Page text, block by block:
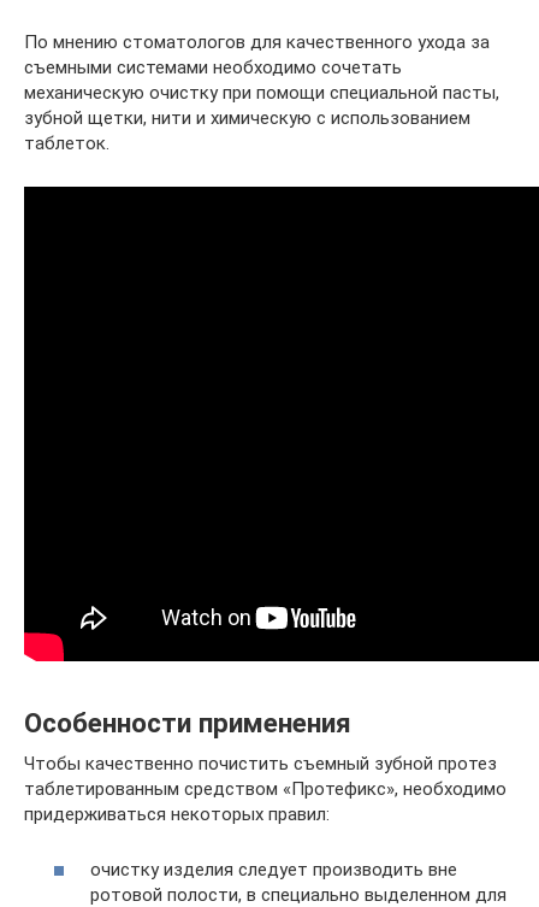
По мнению стоматологов для качественного ухода за
съемными системами необходимо сочетать
механическую очистку при помощи специальной пасты,
зубной щетки, нити и химическую с использованием
таблеток.
Особенности применения
Чтобы качественно почистить съемный зубной протез
таблетированным средством «Протефикс», необходимо
придерживаться некоторых правил:
очистку изделия следует производить вне
ротовой полости, в специально выделенном для